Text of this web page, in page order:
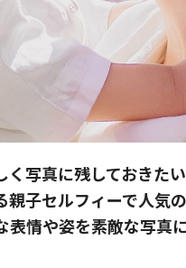
写真に残しておきた
子セルフィーで人
情や姿を素敵な写真